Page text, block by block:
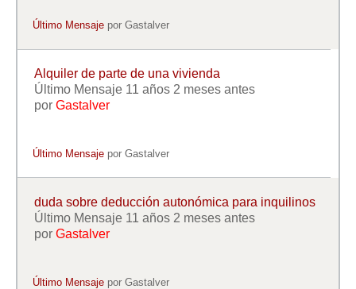
Último Mensaje porGastalver
Alquiler de parte de una vivienda
Último Mensaje 11 años 2 meses antes
por Gastalver
Último Mensaje porGastalver
duda sobre deducción autonómica para inquilinos
Último Mensaje 11 años 2 meses antes
por Gastalver
Último Mensaje porGastalver